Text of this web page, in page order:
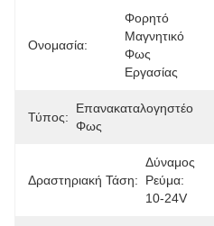
Ονομασία:
Φορητό
Μαγνητικό
Φως
Εργασίας
Τύπος:
Επανακαταλογηστέο
Φως
Δραστηριακή Τάση:
Δύναμος
Ρεύμα:
10-24V